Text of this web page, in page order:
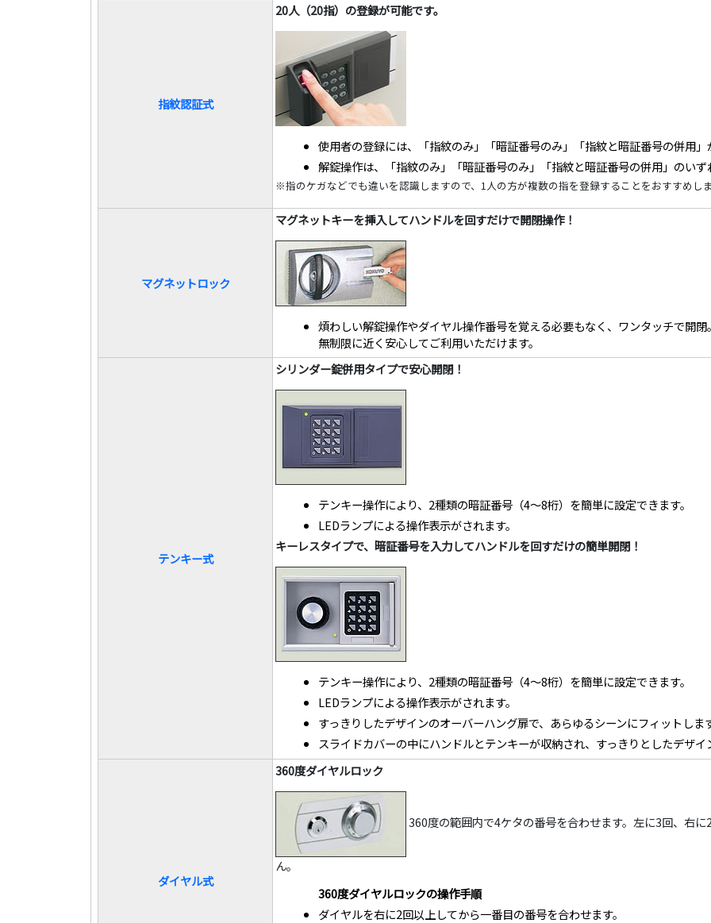
指紋認証式
20人（20指）の登録が可能です。
使用者の登録には、「指紋のみ」「暗証番号のみ」「指紋と暗証番号の併用
解錠操作は、「指紋のみ」「暗証番号のみ」「指紋と暗証番号の併用」のい
※指のケガなどでも違いを認識しますので、1人の方が複数の指を登録することをおすすめし
マグネットロック
マグネットキーを挿入してハンドルを回すだけで開閉操作！
煩わしい解錠操作やダイヤル操作番号を覚える必要もなく、ワンタッチで開
無制限に近く安心してご利用いただけます。
テンキー式
シリンダー錠併用タイプで安心開閉！
テンキー操作により、2種類の暗証番号（4～8桁）を簡単に設定できます。
LEDランプによる操作表示がされます。
キーレスタイプで、暗証番号を入力してハンドルを回すだけの簡単開閉！
テンキー操作により、2種類の暗証番号（4～8桁）を簡単に設定できます。
LEDランプによる操作表示がされます。
すっきりしたデザインのオーバーハング扉で、あらゆるシーンにフィットしま
スライドカバーの中にハンドルとテンキーが収納され、すっきりとしたデザイ
ダイヤル式
360度ダイヤルロック
360度の範囲内で4ケタの番号を合わせます。左に3回、右
ん。
360度ダイヤルロックの操作手順
ダイヤルを右に2回以上してから一番目の番号を合わせます。